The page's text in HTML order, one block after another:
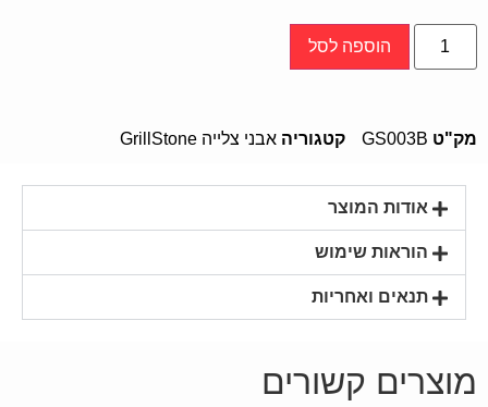
הוספה לסל
מק"ט GS003B קטגוריה אבני צלייה GrillStone
אודות המוצר
הוראות שימוש
תנאים ואחריות
מוצרים קשורים